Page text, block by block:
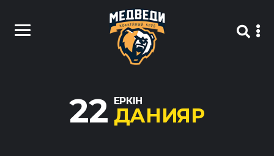
22 ЕРКІН
ДАНИЯР